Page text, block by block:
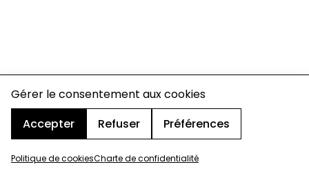
Gérer le consentement aux cookies
Accepter
Refuser Préférences
Politique de cookiesCharte de confidentialité